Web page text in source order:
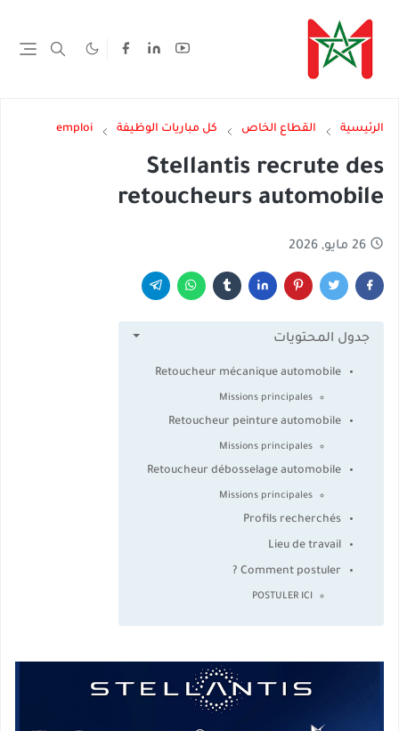
الرئيسية القطاع الخاص كل مباريات الوظيفة emploi
Stellantis recrute des
retoucheurs automobile
26 مايو, 2026
جدول المحتويات
Retoucheur mécanique automobile
Missions principales
Retoucheur peinture automobile
Missions principales
Retoucheur débosselage automobile
Missions principales
Profils recherchés
Lieu de travail
Comment postuler ?
POSTULER ICI